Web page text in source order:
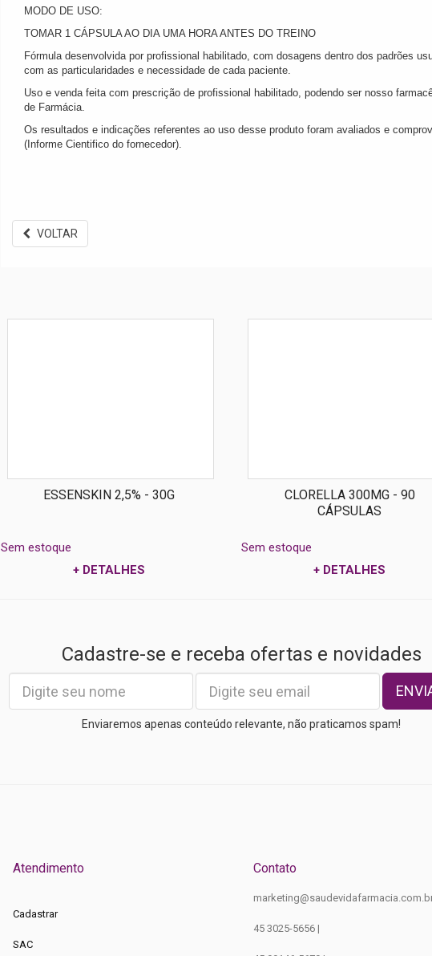
MODO DE USO:
TOMAR 1 CÁPSULA AO DIA UMA HORA ANTES DO TREINO
Fórmula desenvolvida por profissional habilitado, com dosagens dentro dos padrões
com as particularidades e necessidade de cada paciente.
Uso e venda feita com prescrição de profissional habilitado, podendo ser nosso
de Farmácia.
Os resultados e indicações referentes ao uso desse produto foram avaliados e
(Informe Cientifico do fornecedor).
VOLTAR
ESSENSKIN 2,5% - 30G
Sem estoque
+ DETALHES
CLORELLA 300MG - 90
CÁPSULAS
Sem estoque
+ DETALHES
Cadastre-se e receba ofertas e novidades
Enviaremos apenas conteúdo relevante, não praticamos spam!
Atendimento
Cadastrar
SAC
Contato
45 3025-5656 |